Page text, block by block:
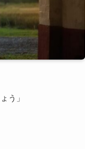
う」